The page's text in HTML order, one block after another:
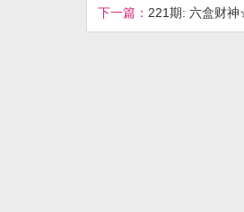
下一篇： 221期: 六盒财神